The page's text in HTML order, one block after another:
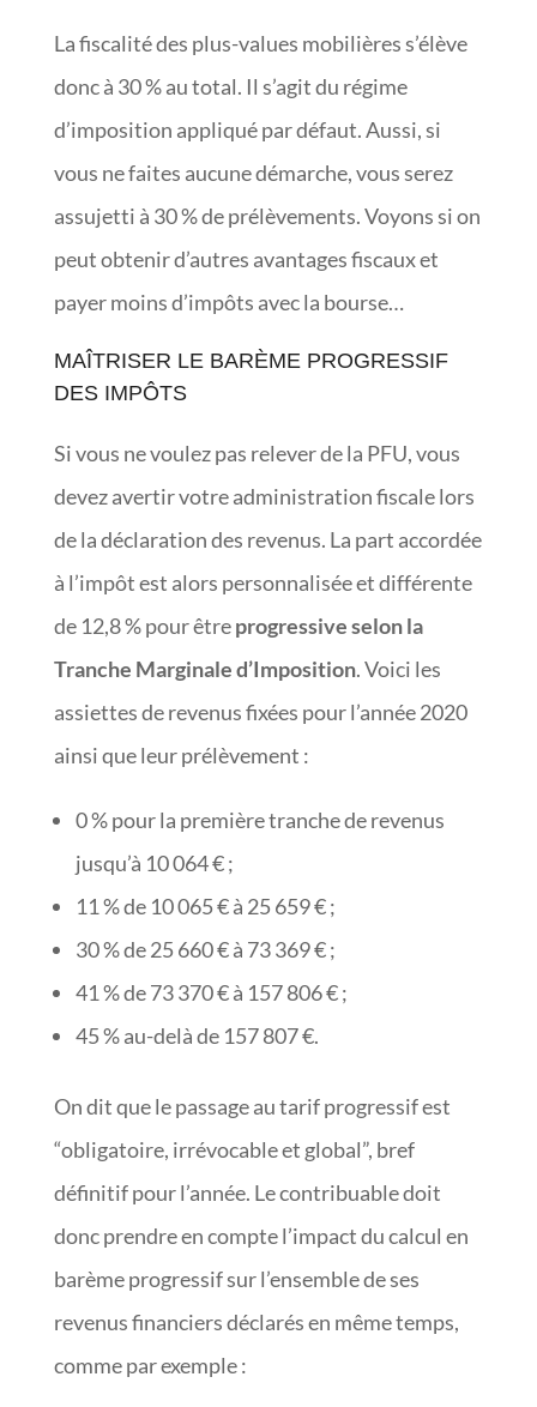
La fiscalité des plus-values mobilières s’élève
donc à 30 % au total. Il s’agit du régime
d’imposition appliqué par défaut. Aussi, si
vous ne faites aucune démarche, vous serez
assujetti à 30 % de prélèvements. Voyons si on
peut obtenir d’autres avantages fiscaux et
payer moins d’impôts avec la bourse…
MAÎTRISER LE BARÈME PROGRESSIF
DES IMPÔTS
Si vous ne voulez pas relever de la PFU, vous
devez avertir votre administration fiscale lors
de la déclaration des revenus. La part accordée
à l’impôt est alors personnalisée et différente
de 12,8 % pour êtreprogressive selon la
Tranche Marginale d’Imposition. Voici les
assiettes de revenus fixées pour l’année 2020
ainsi que leur prélèvement :
0 % pour la première tranche de revenus
jusqu’à 10 064 € ;
11 % de 10 065 € à 25 659 € ;
30 % de 25 660 € à 73 369 € ;
41 % de 73 370 € à 157 806 € ;
45 % au-delà de 157 807 €.
On dit que le passage au tarif progressif est
“obligatoire, irrévocable et global”, bref
définitif pour l’année. Le contribuable doit
donc prendre en compte l’impact du calcul en
barème progressif sur l’ensemble de ses
revenus financiers déclarés en même temps,
comme par exemple :